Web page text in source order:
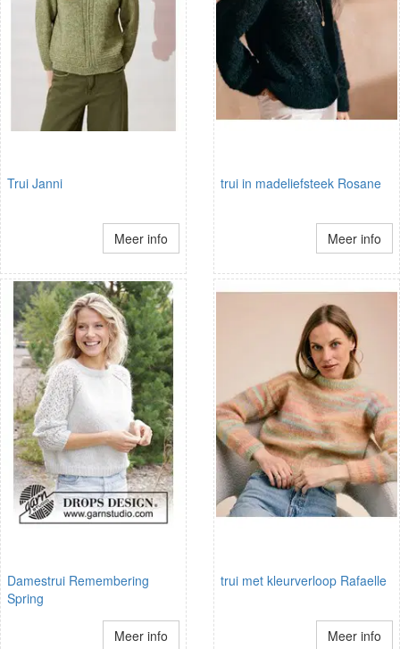
Trui Janni
Meer info
trui in madeliefsteek Rosane
Meer info
Damestrui Remembering
Spring
Meer info
trui met kleurverloop Rafaelle
Meer info